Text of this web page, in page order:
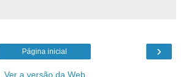
›
Página inicial
Ver a versão da Web